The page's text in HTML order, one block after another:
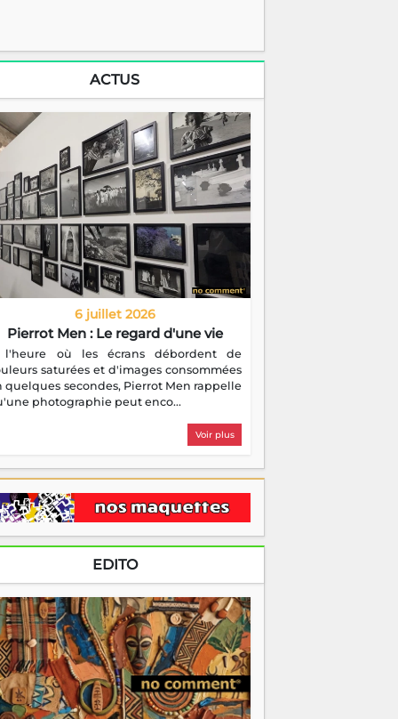
ACTUS
6 juillet 2026
Pierrot Men : Le regard d'une vie
l'heure où les écrans débordent de
saturées et d'images consommées
quelques secondes, Pierrot Men rappelle
photographie peut enco...
Voir plus
EDITO